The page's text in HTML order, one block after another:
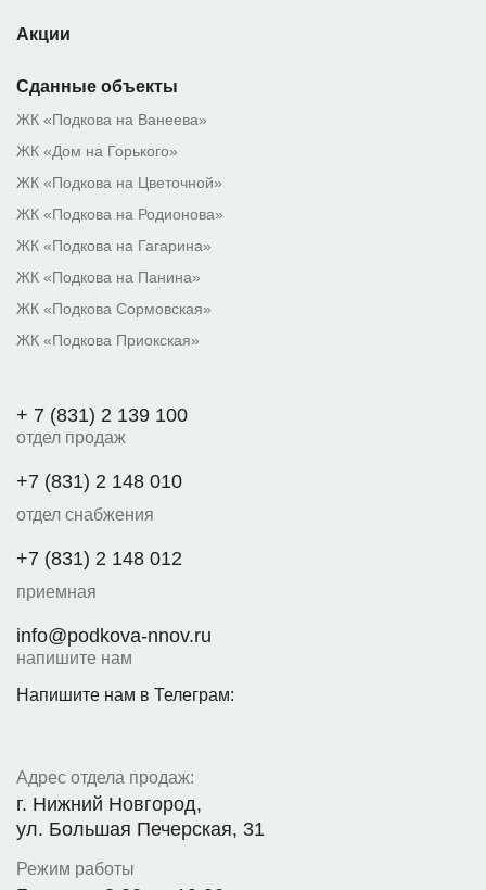
Акции
Сданные объекты
ЖК «Подкова на Ванеева»
ЖК «Дом на Горького»
ЖК «Подкова на Цветочной»
ЖК «Подкова на Родионова»
ЖК «Подкова на Гагарина»
ЖК «Подкова на Панина»
ЖК «Подкова Сормовская»
ЖК «Подкова Приокская»
+ 7 (831) 2 139 100
отдел продаж
+7 (831) 2 148 010
отдел снабжения
+7 (831) 2 148 012
приемная
info@podkova-nnov.ru
напишите нам
Напишите нам в Телеграм:
Адрес отдела продаж:
г. Нижний Новгород,
ул. Большая Печерская, 31
Режим работы